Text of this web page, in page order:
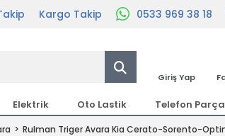
Kargo Takip 0533 969 38 18
Giriş Yap
Elektrik Oto Lastik Telefon
Rulman Triger Avara Kia Cerato-Sorento-